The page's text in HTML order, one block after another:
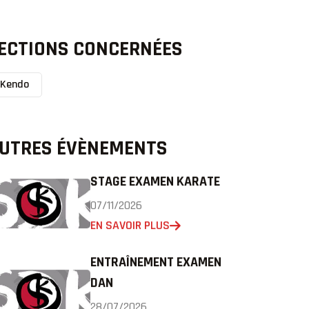
CONCERNÉES
Kendo
ÉVÈNEMENTS
STAGE EXAMEN KARATE
07/11/2026
EN SAVOIR PLUS
ENTRAÎNEMENT EXAMEN
DAN